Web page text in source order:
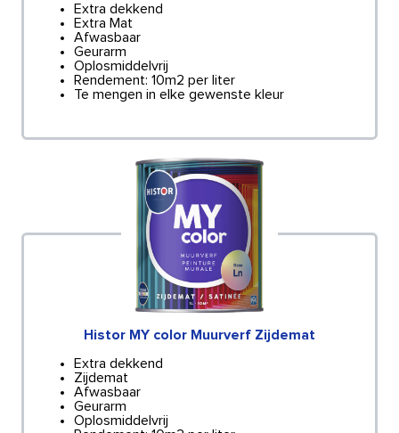
Extra dekkend
Extra Mat
Afwasbaar
Geurarm
Oplosmiddelvrij
Rendement: 10m2 per liter
Te mengen in elke gewenste kleur
Histor MY color Muurverf Zijdemat
Extra dekkend
Zijdemat
Afwasbaar
Geurarm
Oplosmiddelvrij